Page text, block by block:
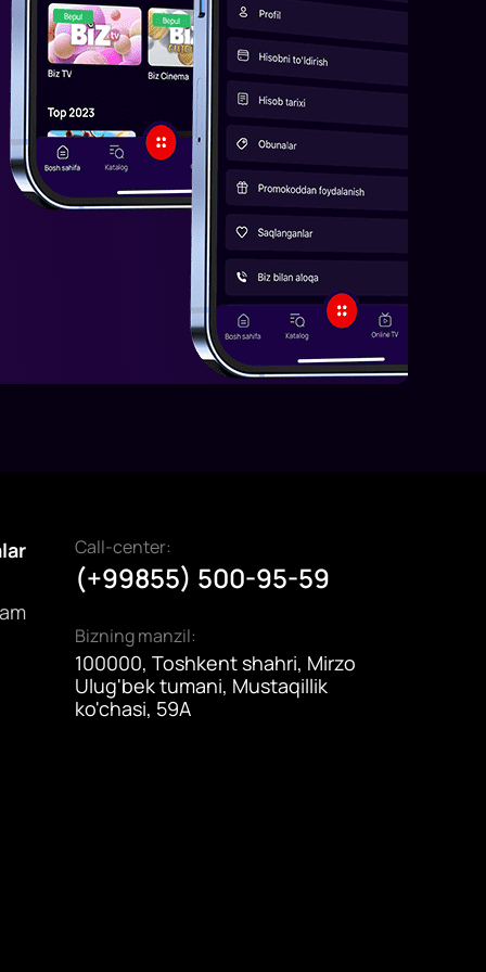
Call-center:
(+99855) 500-95-59
Bizning manzil:
100000, Toshkent shahri, Mirzo
Ulug'bek tumani, Mustaqillik
ko'chasi, 59A